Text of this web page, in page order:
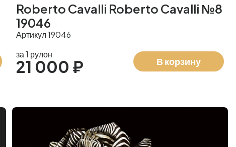
Roberto Cavalli Roberto Cavalli №8
19046
Артикул 19046
за 1 рулон
21 000 ₽ В корзину